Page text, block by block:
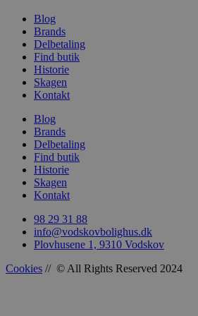
Blog
Brands
Delbetaling
Find butik
Historie
Skagen
Kontakt
Blog
Brands
Delbetaling
Find butik
Historie
Skagen
Kontakt
98 29 31 88
info@vodskovbolighus.dk
Plovhusene 1, 9310 Vodskov
Cookies // © All Rights Reserved 2024
woocommerce_recently_viewed